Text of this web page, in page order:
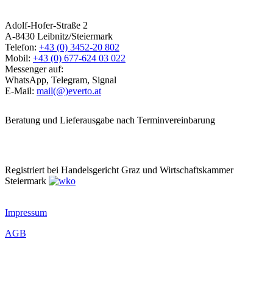
Adolf-Hofer-Straße 2
A-8430 Leibnitz/Steiermark
Telefon: +43 (0) 3452-20 802
Mobil: +43 (0) 677-624 03 022
Messenger auf:
WhatsApp, Telegram, Signal
E-Mail: mail(@)everto.at
Beratung und Lieferausgabe nach Terminvereinbarung
Registriert bei Handelsgericht Graz und Wirtschaftskammer
Steiermark
Impressum
AGB